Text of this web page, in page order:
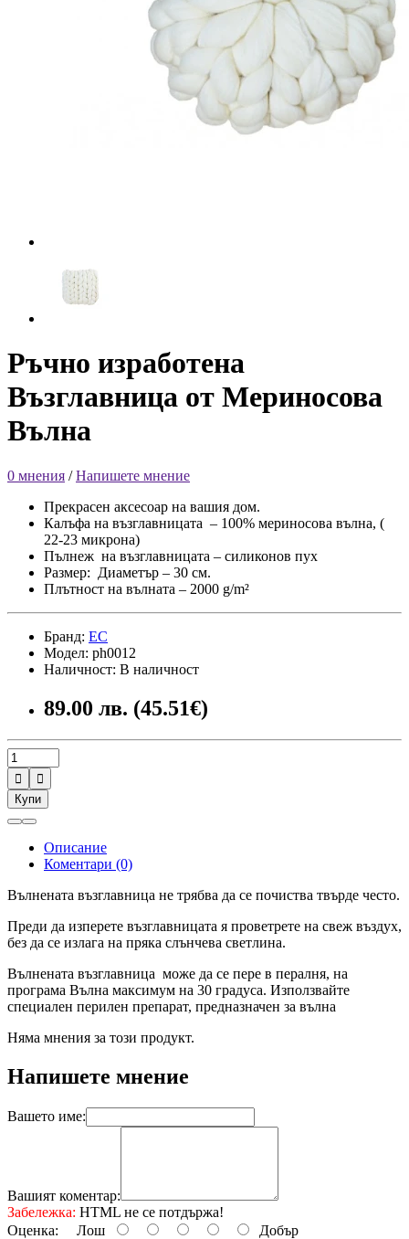
Ръчно изработена
Възглавница от Мериносова
Вълна
0 мнения /Напишете мнение
Прекрасен аксесоар на вашия дом.
Калъфа на възглавницата – 100% мериносова вълна, (
22-23 микрона)
Пълнеж на възглавницата – силиконов пух
Размер: Диаметър – 30 см.
Плътност на вълната – 2000 g/m²
Бранд: ЕС
Модел: ph0012
Наличност: В наличност
89.00 лв. (45.51€)


Купи
Описание
Коментари (0)
Вълнената възглавница не трябва да се почиства твърде често.
Преди да изперете възглавницата я проветрете на свеж въздух,
без да се излага на пряка слънчева светлина.
Вълнената възглавница може да се пере в пералня, на
програма Вълна максимум на 30 градуса. Използвайте
специален перилен препарат, предназначен за вълна
Няма мнения за този продукт.
Напишете мнение
Вашето име:
Вашият коментар:
Забележка: HTML не се потдържа!
Оценка: Лош
Добър